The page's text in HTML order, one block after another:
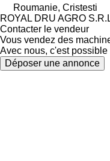
Roumanie, Cristesti
ROYAL DRU AGRO
Contacter le vendeur
Vous vendez des
Avec nous, c'est possible
Déposer une annonce